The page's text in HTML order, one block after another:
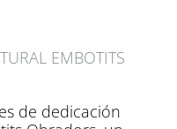
EMBOTITS
de dedicación